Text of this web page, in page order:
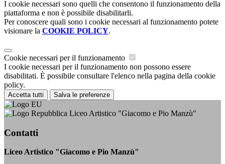
I cookie necessari sono quelli che consentono il funzionamento della
piattaforma e non è possibile disabilitarli.
Per conoscere quali sono i cookie necessari al funzionamento potete
visionare la COOKIE POLICY.
Cookie necessari per il funzionamento
I cookie necessari per il funzionamento non possono essere
disabilitati. È possibile consultare l'elenco nella pagina della cookie
policy.
Accetta tutti Salva le preferenze
Liceo Artistico "Giacomo e Pio Manzù"
Contatti
Liceo Artistico "Giacomo e Pio Manzù"